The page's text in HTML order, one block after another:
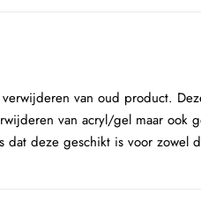
van oud product.
van acryl/gel maar ook
deze geschikt is voor zowel